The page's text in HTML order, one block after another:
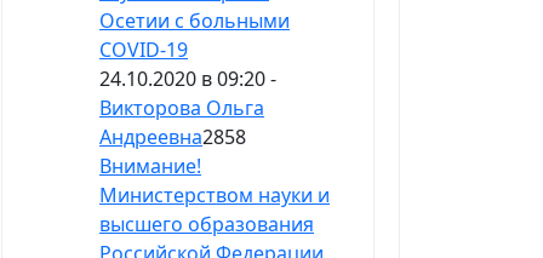
Осетии с больными
COVID-19
24.10.2020 в 09:20 -
Викторова Ольга
Андреевна2858
Внимание!
Министерством науки и
высшего образования